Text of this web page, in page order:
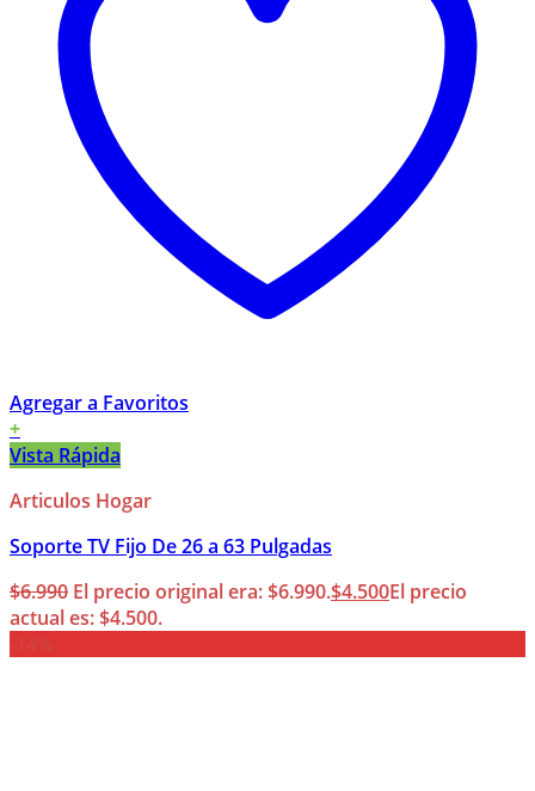
Agregar a Favoritos
+
Vista Rápida
Articulos Hogar
Soporte TV Fijo De 26 a 63 Pulgadas
$6.990 El precio original era: $6.990.$4.500El precio
actual es: $4.500.